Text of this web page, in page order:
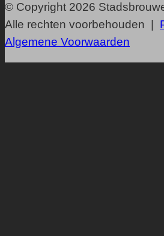
© Copyright 2026
Alle rechten voorbehouden |
Algemene Voorwaarden